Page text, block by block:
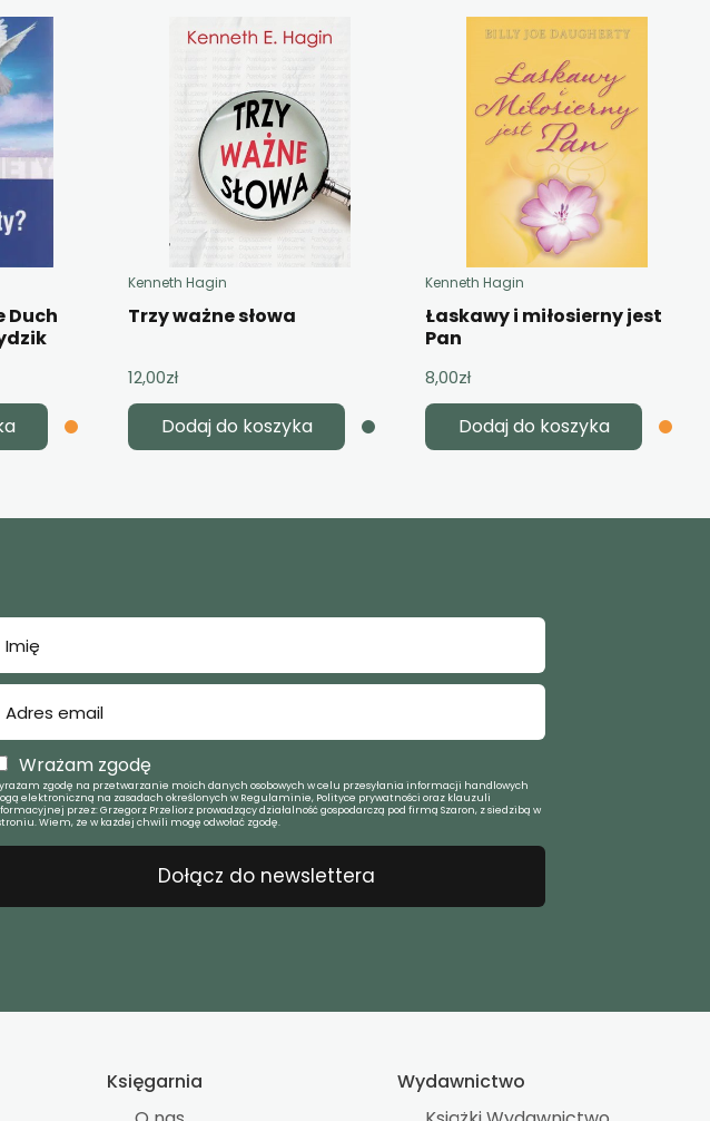
Duch
Kenneth Hagin
Trzy ważne słowa
12,00zł
Dodaj do koszyka
Kenneth Hagin
Łaskawy i miłosierny jest
Pan
8,00zł
Dodaj do koszyka
Wrażam zgodę
zgodę na przetwarzanie moich danych osobowych w celu przesyłania informacji handlowych
elektroniczną na zasadach określonych w Regulaminie, Polityce prywatności oraz klauzuli
przez: Grzegorz Przeliorz prowadzący działalność gospodarczą pod firmą Szaron, z siedzibą w
Wiem, że w każdej chwili mogę odwołać zgodę.
Dołącz do newslettera
Księgarnia
Wydawnictwo